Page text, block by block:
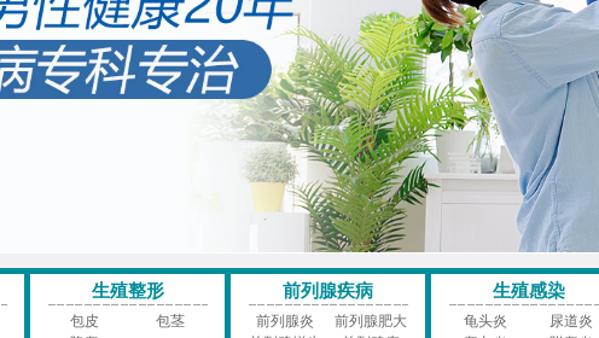
生殖整形
包皮
包茎
前列腺疾病
前列腺炎
前列腺肥大
生殖感染
龟头炎
尿道炎